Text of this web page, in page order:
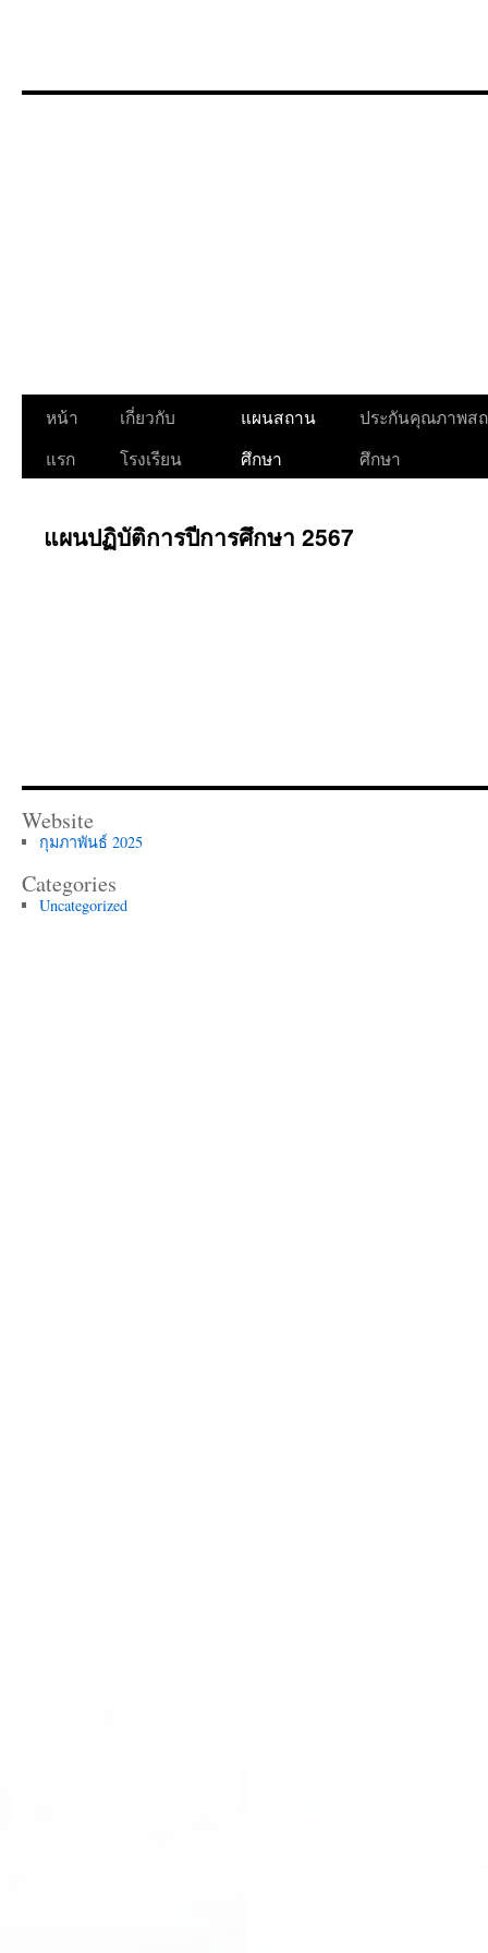
เนื้อหา
หน้า
แรก
เกี่ยวกับ
โรงเรียน
แผนสถาน
ศึกษา
ประกันคุณภาพส
ศึกษา
แผนปฏิบัติการปีการศึกษา 2567
Website
กุมภาพันธ์ 2025
Categories
Uncategorized